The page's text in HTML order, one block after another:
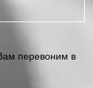
перевоним в